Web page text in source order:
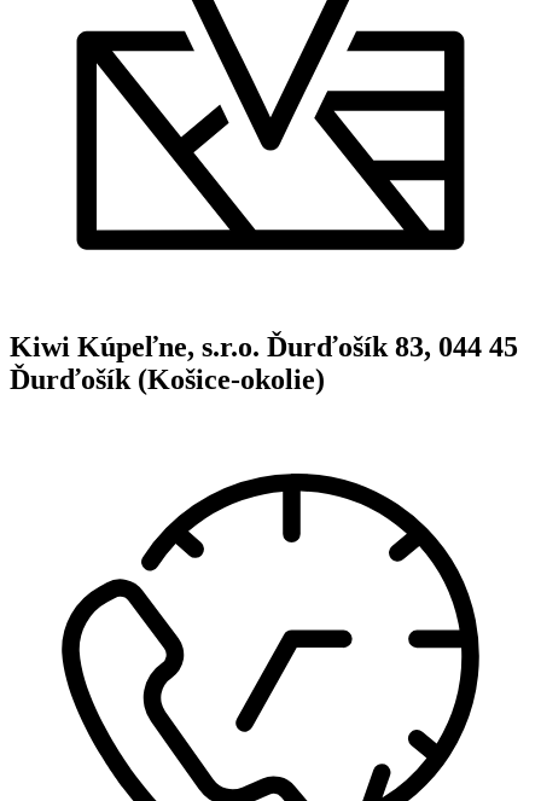
Kiwi Kúpeľne, s.r.o. Ďurďošík 83, 044 45
Ďurďošík (Košice-okolie)